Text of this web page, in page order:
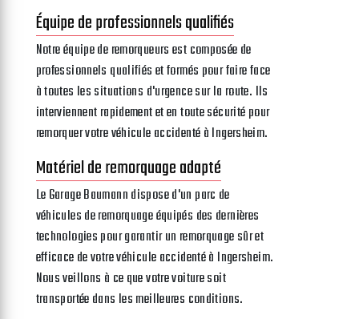
Équipe de professionnels qualifiés
Notre équipe de remorqueurs est composée de
professionnels qualifiés et formés pour faire face
à toutes les situations d'urgence sur la route. Ils
interviennent rapidement et en toute sécurité pour
remorquer votre véhicule accidenté à Ingersheim.
Matériel de remorquage adapté
Le Garage Baumann dispose d'un parc de
véhicules de remorquage équipés des dernières
technologies pour garantir un remorquage sûr et
efficace de votre véhicule accidenté à Ingersheim.
Nous veillons à ce que votre voiture soit
transportée dans les meilleures conditions.